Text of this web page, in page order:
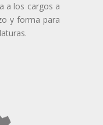
a los cargos a
y forma para